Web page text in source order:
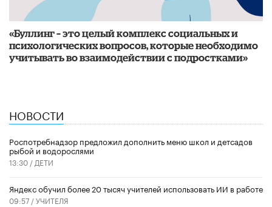
«Буллинг – это целый комплекс социальных и
психологических вопросов, которые необходимо
учитывать во взаимодействии с подростками»
НОВОСТИ
Роспотребнадзор предложил дополнить меню школ и детсадов
рыбой и водорослями
13:30 / ДЕТИ
​Яндекс обучил более 20 тысяч учителей использовать ИИ в работе
09:57 /УЧИТЕЛЯ